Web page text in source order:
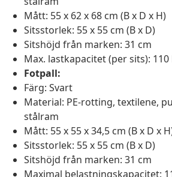
Mått: 55 x 62 x 68 cm (B x D x H)
Sitsstorlek: 55 x 55 cm (B x D)
Sitshöjd från marken: 31 cm
Max. lastkapacitet (per sits): 110
Fotpall:
Färg: Svart
Material: PE-rotting, textilene,
stålram
Mått: 55 x 55 x 34,5 cm (B x D x
Sitsstorlek: 55 x 55 cm (B x D)
Sitshöjd från marken: 31 cm
Maximal belastningskapacitet: